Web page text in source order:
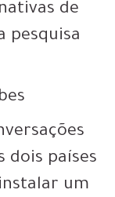
de
pesquisa
dois países
um